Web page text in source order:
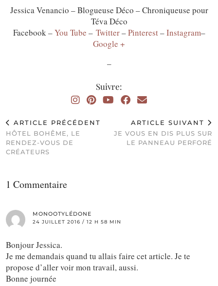
Jessica Venancio – Blogueuse Déco – Chroniqueuse pour
Téva Déco
Facebook –You Tube – Twitter–Pinterest–Instagram–
Google +
–
Suivre:
ARTICLE PRÉCÉDENT
HÔTEL BOHÊME, LE
RENDEZ-VOUS DE
CRÉATEURS
ARTICLE SUIVANT
JE VOUS EN DIS PLUS SUR
LE PANNEAU PERFORÉ
1 Commentaire
MONOOTYLÉDONE
24 JUILLET 2016 / 12 H 58 MIN
Bonjour Jessica.
Je me demandais quand tu allais faire cet article. Je te
propose d’aller voir mon travail, aussi.
Bonne journée